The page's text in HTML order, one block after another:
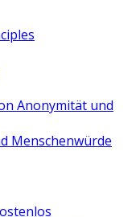
Anonymität und
Menschenwürde